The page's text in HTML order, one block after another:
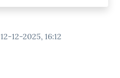
12-12-2025, 16:12